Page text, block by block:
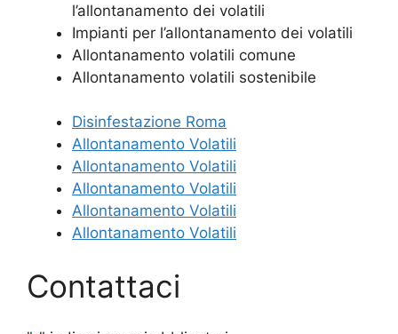
l’allontanamento dei volatili
Impianti per l’allontanamento dei volatili
Allontanamento volatili comune
Allontanamento volatili sostenibile
Disinfestazione Roma
Allontanamento Volatili
Allontanamento Volatili
Allontanamento Volatili
Allontanamento Volatili
Allontanamento Volatili
Contattaci